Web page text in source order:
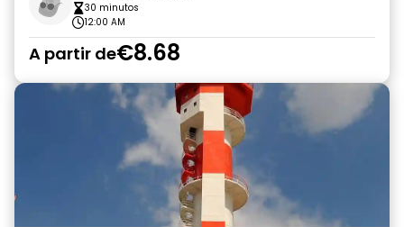
30 minutos
12:00 AM
A partir de€8.68